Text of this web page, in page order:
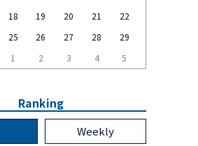
18 19 20 21
22
25 26 27 28
29
1 2 3 4 5
Ranking
Weekly